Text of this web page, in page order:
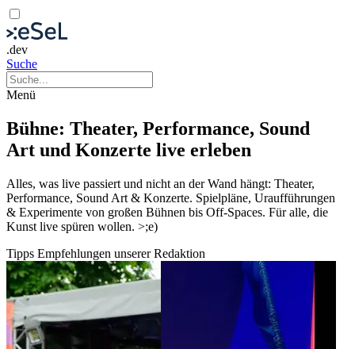
.dev
Suche
Menü
Bühne: Theater, Performance, Sound
Art und Konzerte live erleben
Alles, was live passiert und nicht an der Wand hängt: Theater,
Performance, Sound Art & Konzerte. Spielpläne, Uraufführungen
& Experimente von großen Bühnen bis Off-Spaces. Für alle, die
Kunst live spüren wollen. >;e)
Tipps Empfehlungen unserer Redaktion